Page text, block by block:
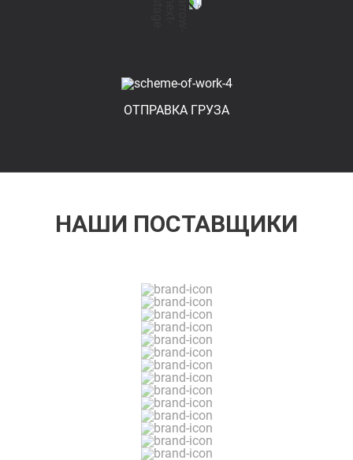
ОТПРАВКА ГРУЗА
НАШИ ПОСТАВЩИКИ